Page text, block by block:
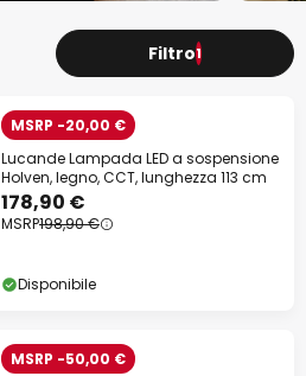
Filtro1
MSRP -20,00 €
Lucande Lampada LED a sospensione
Holven, legno, CCT, lunghezza 113 cm
178,90 €
MSRP198,90 €
Disponibile
MSRP -50,00 €